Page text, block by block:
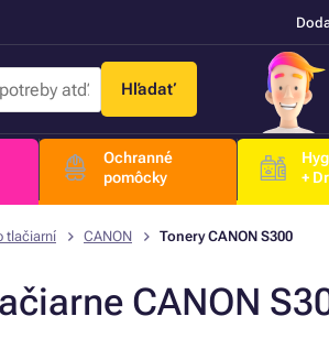
Hľadať
Ochranné
pomôcky
+
tlačiarní CANON Tonery CANON S300
CANON